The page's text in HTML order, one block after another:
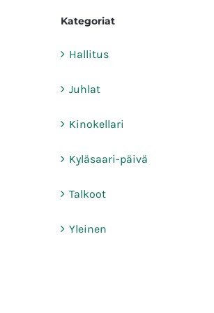
Kategoriat
Hallitus
Juhlat
Kinokellari
Kyläsaari-päivä
Talkoot
Yleinen